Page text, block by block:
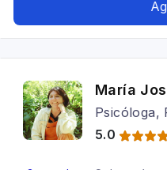
María
Psicóloga,
5.0